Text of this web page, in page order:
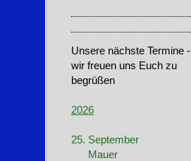
Unsere nächste Termine -
wir freuen uns Euch zu
begrüßen
2026
25. September
Mauer